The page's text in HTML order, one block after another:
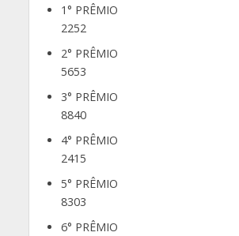
1° PRÊMIO
2252
2° PRÊMIO
5653
3° PRÊMIO
8840
4° PRÊMIO
2415
5° PRÊMIO
8303
6° PRÊMIO